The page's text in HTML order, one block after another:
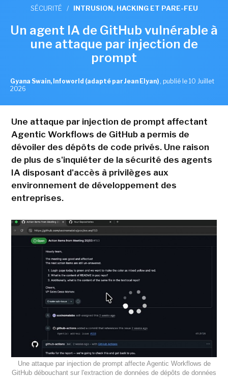
SÉCURITÉ / INTRUSION, HACKING ET PARE-FEU
Un agent IA de GitHub vulnérable à
une attaque par injection de
prompt
Gyana Swain, Infoworld (adapté par Jean Elyan) , publié le 10 Juillet
2026
Une attaque par injection de prompt affectant
Agentic Workflows de GitHub a permis de
dévoiler des dépôts de code privés. Une raison
de plus de s'inquiéter de la sécurité des agents
IA disposant d'accès à privilèges aux
environnement de développement des
entreprises.
Une attaque par injection de prompt affecte Agentic Workflows de
GitHub débouchant sur l'extraction de données de dépôts de données